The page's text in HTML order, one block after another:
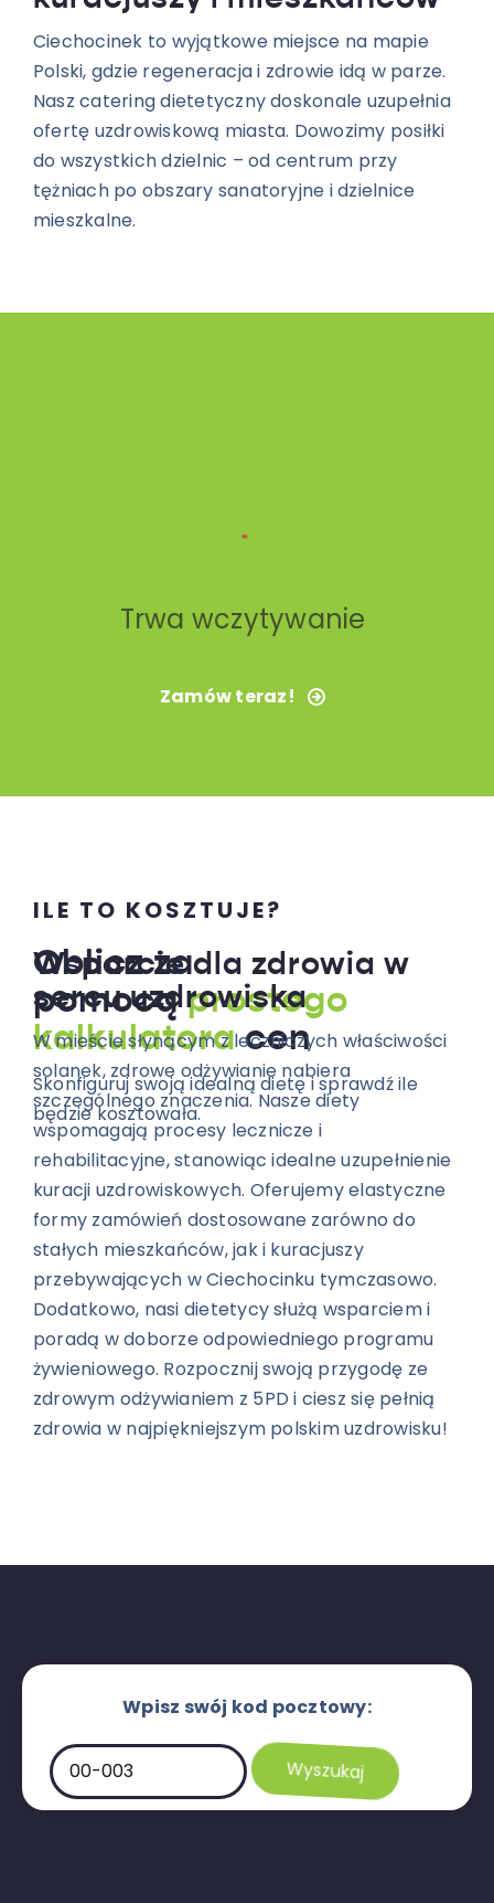
Ciechocinek to wyjątkowe miejsce na mapie
Polski, gdzie regeneracja i zdrowie idą w parze.
Nasz catering dietetyczny doskonale uzupełnia
ofertę uzdrowiskową miasta. Dowozimy posiłki
do wszystkich dzielnic – od centrum przy
tężniach po obszary sanatoryjne i dzielnice
mieszkalne.
ILE TO KOSZTUJE?
Oblicz za
pomocąprostego
kalkulatoracen
Skonfiguruj swoją idealną dietę i sprawdź ile
będzie kosztowała.
Trwa wczytywanie
Zamów teraz!
Wsparcie dla zdrowia w
sercu uzdrowiska
W mieście słynącym z leczniczych właściwości
solanek, zdrowe odżywianie nabiera
szczególnego znaczenia. Nasze diety
wspomagają procesy lecznicze i
rehabilitacyjne, stanowiąc idealne uzupełnienie
kuracji uzdrowiskowych. Oferujemy elastyczne
formy zamówień dostosowane zarówno do
stałych mieszkańców, jak i kuracjuszy
przebywających w Ciechocinku tymczasowo.
Dodatkowo, nasi dietetycy służą wsparciem i
poradą w doborze odpowiedniego programu
żywieniowego. Rozpocznij swoją przygodę ze
zdrowym odżywianiem z 5PD i ciesz się pełnią
zdrowia w najpiękniejszym polskim uzdrowisku!
Wpisz swój kod pocztowy: